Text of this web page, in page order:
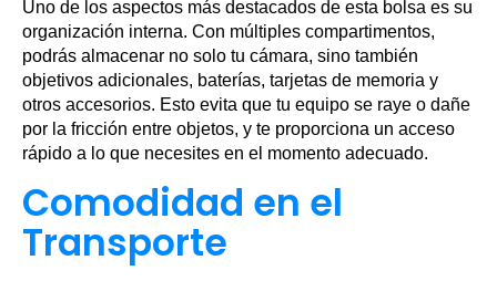
Uno de los aspectos más destacados de esta bolsa es su
organización interna. Con múltiples compartimentos,
podrás almacenar no solo tu cámara, sino también
objetivos adicionales, baterías, tarjetas de memoria y
otros accesorios. Esto evita que tu equipo se raye o dañe
por la fricción entre objetos, y te proporciona un acceso
rápido a lo que necesites en el momento adecuado.
Comodidad en el
Transporte